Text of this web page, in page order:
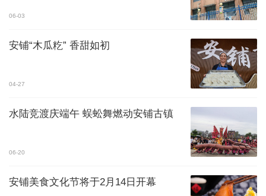
06-03
安铺“木瓜籺” 香甜如初
04-27
水陆竞渡庆端午 蜈蚣舞燃动安铺古镇
06-20
安铺美食文化节将于2月14日开幕